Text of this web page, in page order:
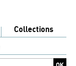
Collections